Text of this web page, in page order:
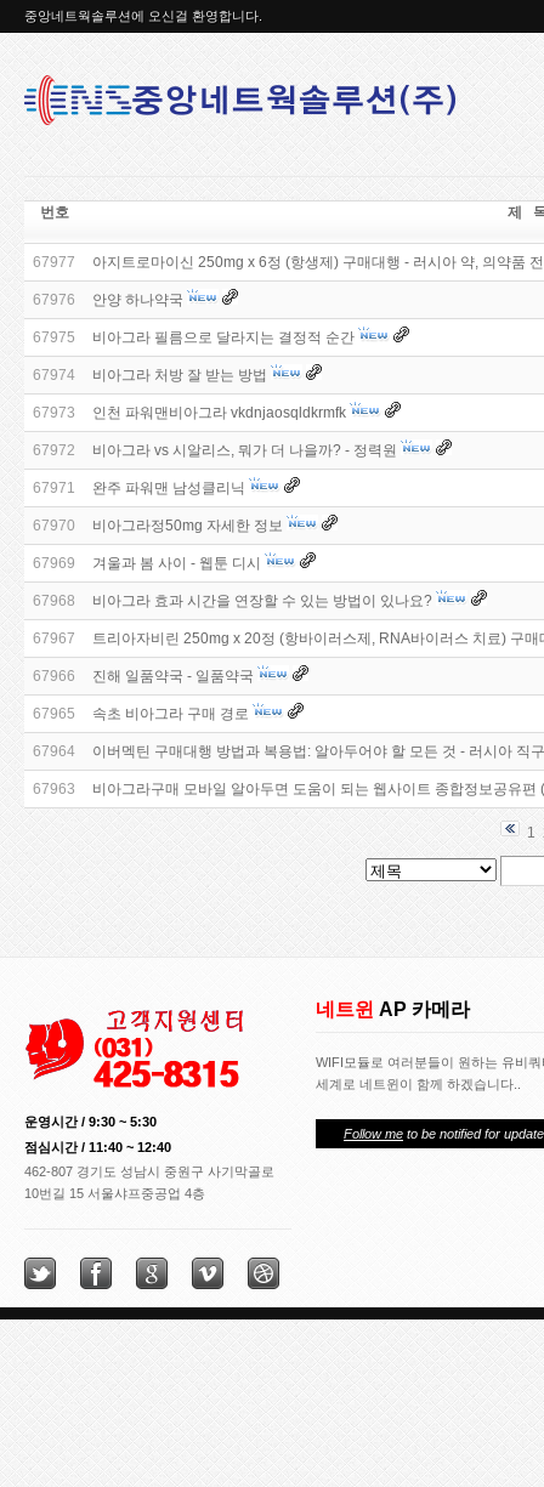
중앙네트웍솔루션에 오신걸 환영합니다.
번호 제
67977 아지트로마이신 250mg x 6정 (항생제) 구매대행 - 러시아 약, 의약품
67976 안양 하나약국
67975 비아그라 필름으로 달라지는 결정적 순간
67974 비아그라 처방 잘 받는 방법
67973 인천 파워맨비아그라 vkdnjaosqldkrmfk
67972 비아그라 vs 시알리스, 뭐가 더 나을까? - 정력원
67971 완주 파워맨 남성클리닉
67970 비아그라정50mg 자세한 정보
67969 겨울과 봄 사이 - 웹툰 디시
67968 비아그라 효과 시간을 연장할 수 있는 방법이 있나요?
67967 트리아자비린 250mg x 20정 (항바이러스제, RNA바이러스 치료) 구
67966 진해 일품약국 - 일품약국
67965 속초 비아그라 구매 경로
67964 이버멕틴 구매대행 방법과 복용법: 알아두어야 할 모든 것 - 러시아 직
67963 비아그라구매 모바일 알아두면 도움이 되는 웹사이트 종합정보공유
1
운영시간 / 9:30 ~ 5:30
점심시간 / 11:40 ~ 12:40
462-807 경기도 성남시 중원구 사기막골로
10번길 15 서울샤프중공업 4층
네트윈 AP 카메라
WIFI모듈로 여러분들이 원하는 유비
세계로 네트윈이 함께 하겠습니다..
Follow me to be notified for